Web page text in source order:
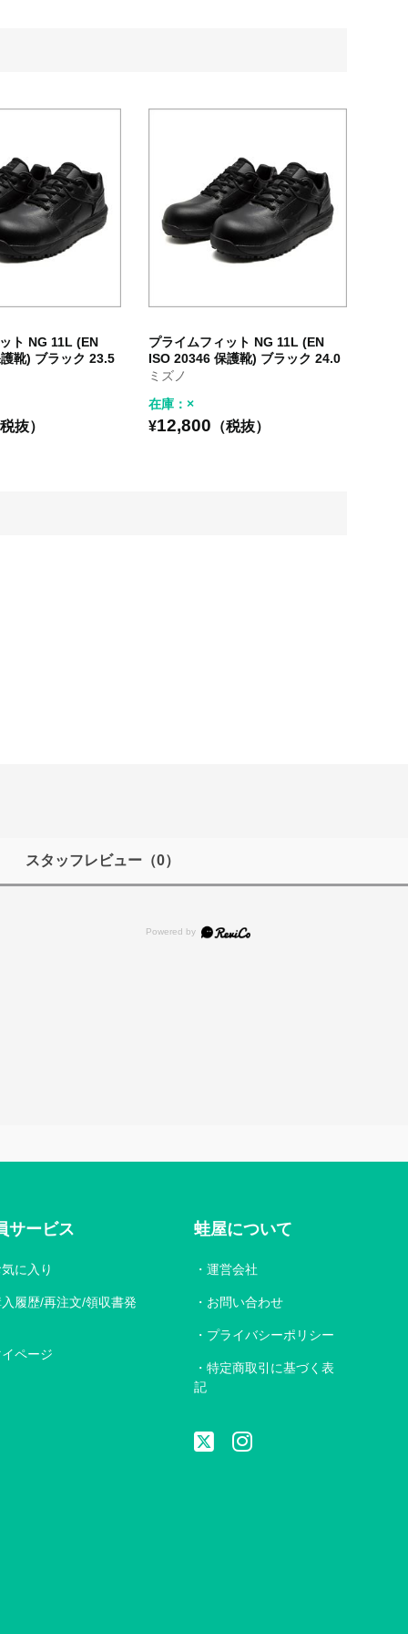
ト NG 11L (EN
靴) ブラック 23.5
抜）
プライムフィット NG 11L (EN
ISO 20346 保護靴) ブラック 24.0
ミズノ
在庫：×
¥12,800 （税抜）
スタッフレビュー（0）
サービス
に入り
履歴/再注文/領収書発
ページ
蛙屋について
運営会社
お問い合わせ
プライバシーポリシー
特定商取引に基づく表
記